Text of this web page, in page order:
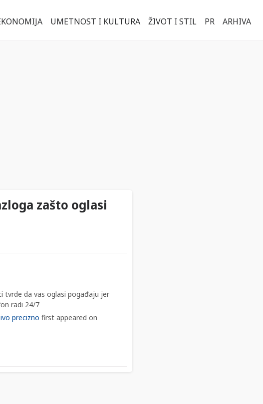
UMETNOST I KULTURA ŽIVOT I STIL PR ARHIVA
zašto oglasi
tvrde da vas oglasi pogađaju jer
radi 24/7
precizno first appeared on